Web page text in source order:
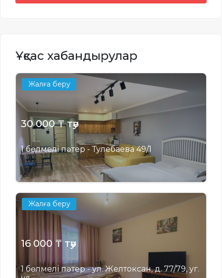
Ұқсас хабандырулар
Жалға беру
30 000 ₸ тәу
1 бөлмелі пәтер - Тулебаева 49/1
Жалға беру
16 000 ₸ тәу
1 бөлмелі пәтер - ул. Желтоксан, д. 77/79, уг.